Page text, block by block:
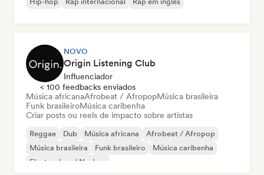
NOVO
Origin Listening Club
Influenciador
< 100 feedbacks enviados
Música africanaAfrobeat / AfropopMúsica brasileira
Funk brasileiroMúsica caribenha
Criar posts ou reels de impacto sobre artistas
Reggae Dub Música africana
Afrobeat / Afropop
Música brasileira
Funk brasileiro
Música caribenha
Electro Jazz / Nu Jazz